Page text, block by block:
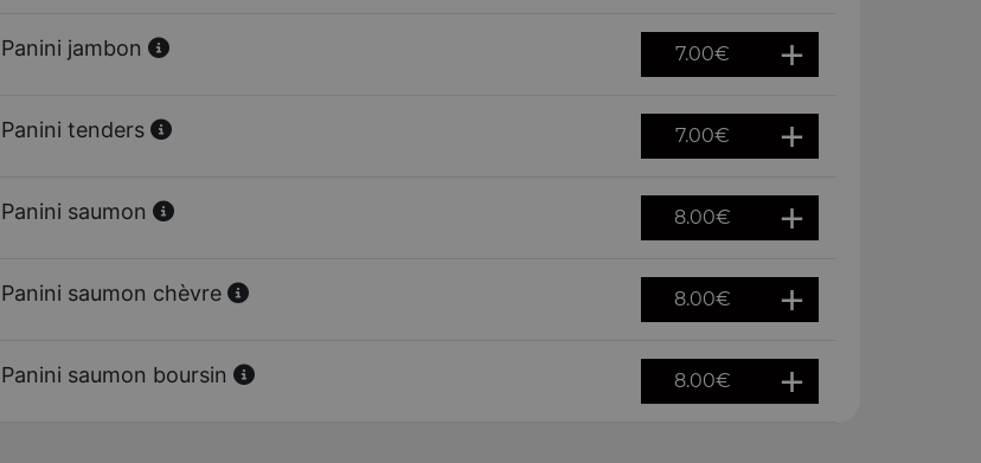
Panini jambon 7.00€
Panini tenders 7.00€
Panini saumon 8.00€
Panini saumon chèvre 8.00€
Panini saumon boursin 8.00€